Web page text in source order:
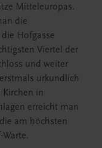
Mitteleuropas.
die
Hofgasse
Viertel der
und weiter
urkundlich
in
erreicht man
am höchsten
Warte.